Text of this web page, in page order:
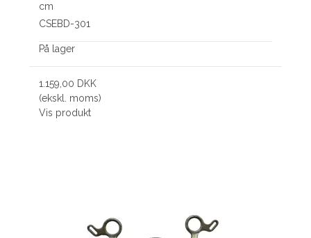
cm
CSEBD-301
På lager
1.159,00 DKK
(ekskl. moms)
Vis produkt